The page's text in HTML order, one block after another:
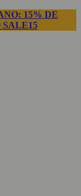
15% DE
SALE15